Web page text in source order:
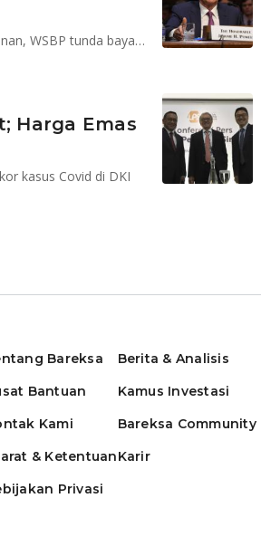
Penjaminan kredit korporasi diluncurkan, LPS pangkas bunga penjaminan, WSBP tunda bayar bunga obligasi, NPF fintech 5,1%
Harga Emas
kasus Covid di DKI
Bareksa
Bantuan
Kami
& Ketentuan
Privasi
Berita & Analisis
Kamus Investasi
Bareksa Community
Karir